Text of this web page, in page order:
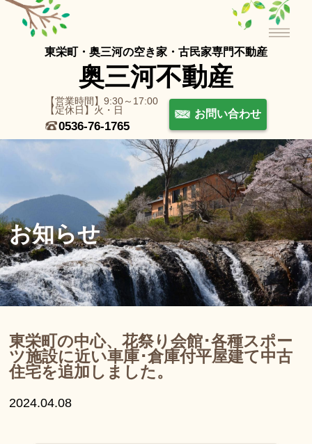
東栄町・奥三河の空き家・古⺠家専⾨不動産
奥三河不動産
【営業時間】9:30～17:00
【定休日】火・日
0536-76-1765
お問い合わせ
お知らせ
東栄町の中心、花祭り会館･各種スポー
ツ施設に近い車庫･倉庫付平屋建て中古
住宅を追加しました。
2024.04.08